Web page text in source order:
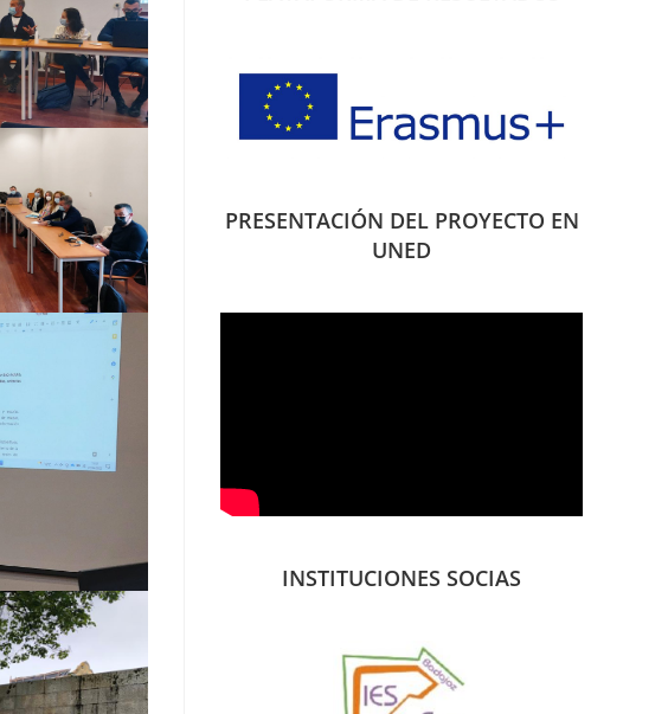
PRESENTACIÓN DEL PROYECTO EN
UNED
INSTITUCIONES SOCIAS